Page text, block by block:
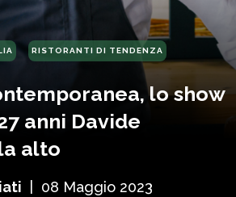
RISTORANTI DI TENDENZA
lo show
anni Davide
alto
08 Maggio 2023